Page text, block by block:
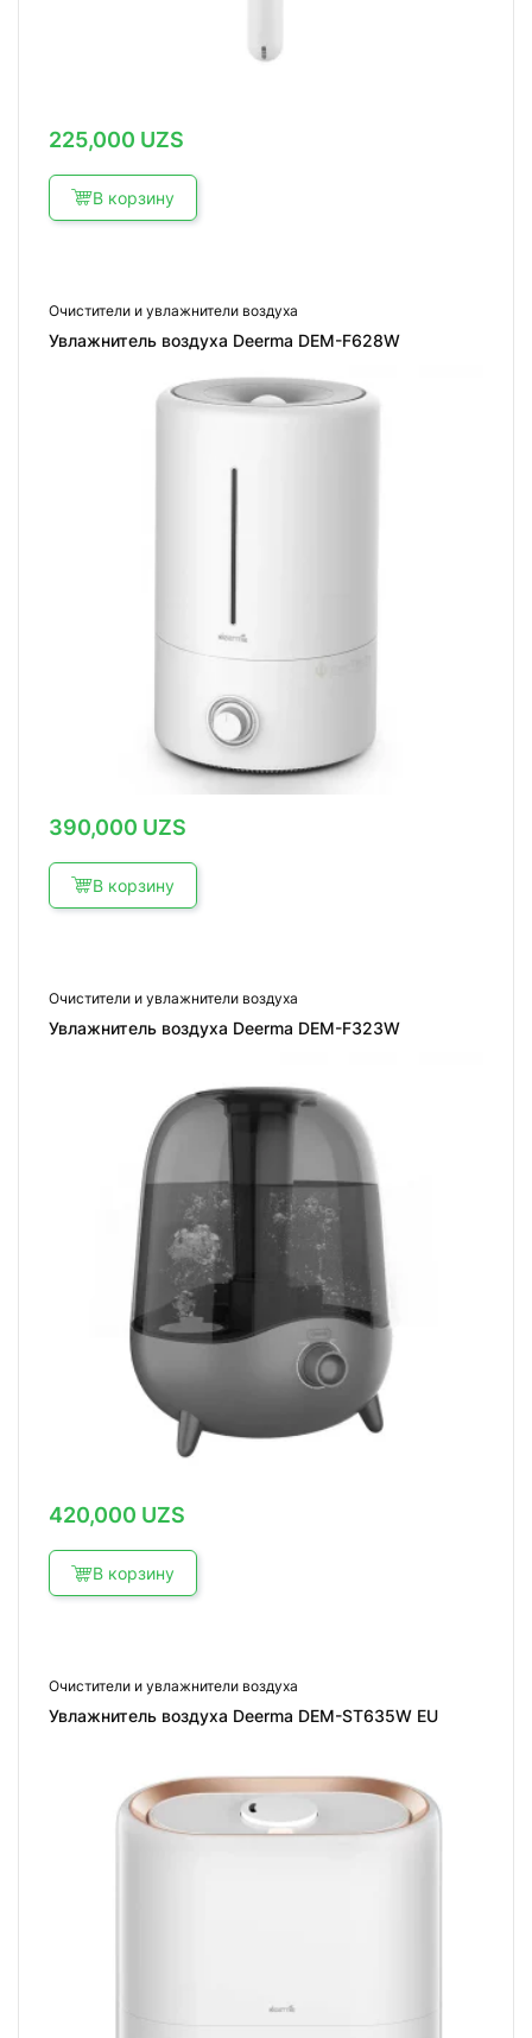
225,000 UZS
В корзину
Очистители и увлажнители воздуха
Увлажнитель воздуха Deerma DEM-F628W
390,000 UZS
В корзину
Очистители и увлажнители воздуха
Увлажнитель воздуха Deerma DEM-F323W
420,000 UZS
В корзину
Очистители и увлажнители воздуха
Увлажнитель воздуха Deerma DEM-ST635W EU